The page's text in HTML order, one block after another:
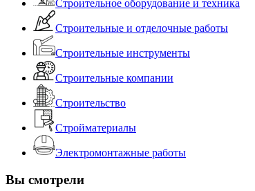
Строительное оборудование и техника
Строительные и отделочные работы
Строительные инструменты
Строительные компании
Строительство
Стройматериалы
Электромонтажные работы
Вы смотрели